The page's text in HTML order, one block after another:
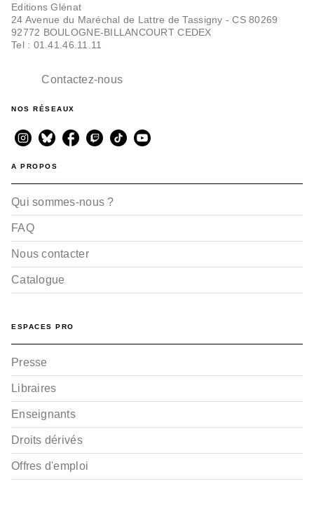
Editions Glénat
24 Avenue du Maréchal de Lattre de Tassigny - CS 80269
92772 BOULOGNE-BILLANCOURT CEDEX
Tel : 01.41.46.11.11
Contactez-nous
NOS RÉSEAUX
A PROPOS
Qui sommes-nous ?
FAQ
Nous contacter
Catalogue
ESPACES PRO
Presse
Libraires
Enseignants
Droits dérivés
Offres d'emploi